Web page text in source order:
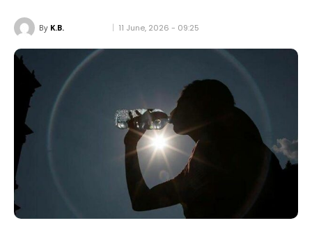
By K.B. 11 June, 2026 - 09:25